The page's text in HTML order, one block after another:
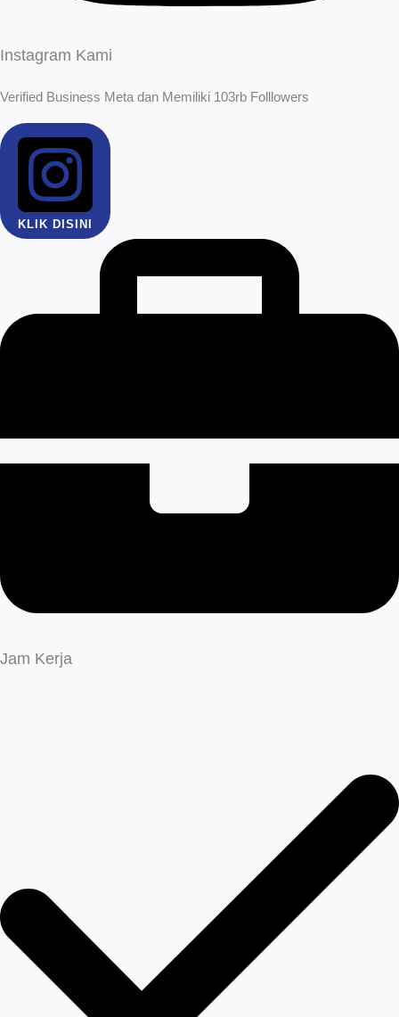
Instagram Kami
Verified Business Meta dan Memiliki 103rb Folllowers
KLIK DISINI
Jam Kerja